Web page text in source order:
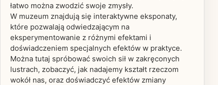
łatwo można zwodzić swoje zmysły.
W muzeum znajdują się interaktywne eksponaty,
które pozwalają odwiedzającym na
eksperymentowanie z różnymi efektami i
doświadczeniem specjalnych efektów w praktyce.
Można tutaj spróbować swoich sił w zakręconych
lustrach, zobaczyć, jak nadajemy kształt rzeczom
wokół nas, oraz doświadczyć efektów zmiany